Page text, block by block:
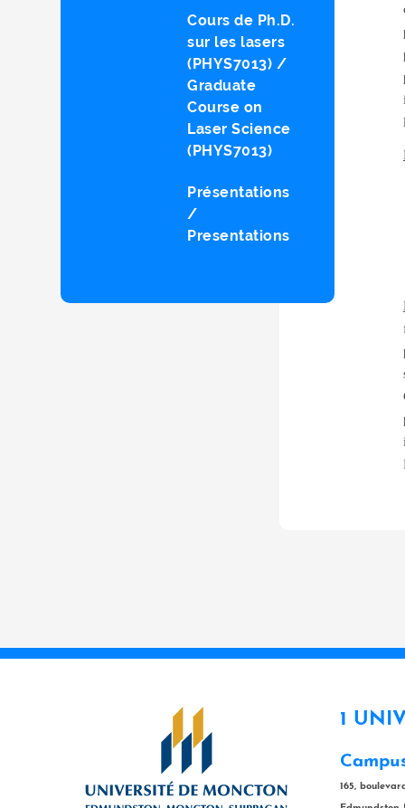
Cours de Ph.D.
sur les lasers
(PHYS7013) /
Graduate
Course on
Laser Science
(PHYS7013)
Présentations
/
Presentations
1
165,